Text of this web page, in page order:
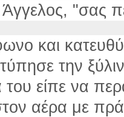
"σας
και
την
είπε να
αέρα με